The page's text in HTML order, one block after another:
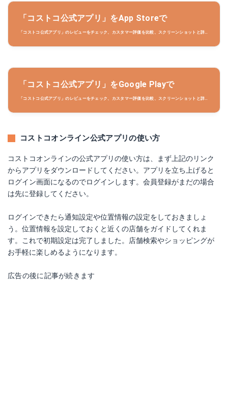
‎「コストコ公式アプリ」をApp Storeで
‎「コストコ公式アプリ」のレビューをチェック、カスタマー評価を比較、スクリーンショットと詳細
「コストコ公式アプリ」をGoogle Playで
‎「コストコ公式アプリ」のレビューをチェック、カスタマー評価を比較、スクリーンショットと詳細
コストコオンライン公式アプリの使い方
コストコオンラインの公式アプリの使い方は、まず上記のリンク
からアプリをダウンロードしてください。アプリを立ち上げると
ログイン画面になるのでログインします。会員登録がまだの場合
は先に登録してください。
ログインできたら通知設定や位置情報の設定をしておきましょ
う。位置情報を設定しておくと近くの店舗をガイドしてくれま
す。これで初期設定は完了しました。店舗検索やショッピングが
お手軽に楽しめるようになります。
広告の後に記事が続きます